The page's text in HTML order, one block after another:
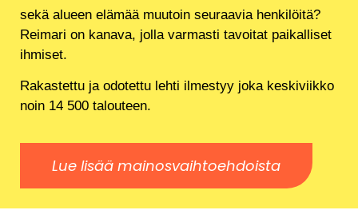
sekä alueen elämää muutoin seuraavia henkilöitä?
Reimari on kanava, jolla varmasti tavoitat paikalliset
ihmiset.
Rakastettu ja odotettu lehti ilmestyy joka keskiviikko
noin 14 500 talouteen.
Lue lisää mainosvaihtoehdoista